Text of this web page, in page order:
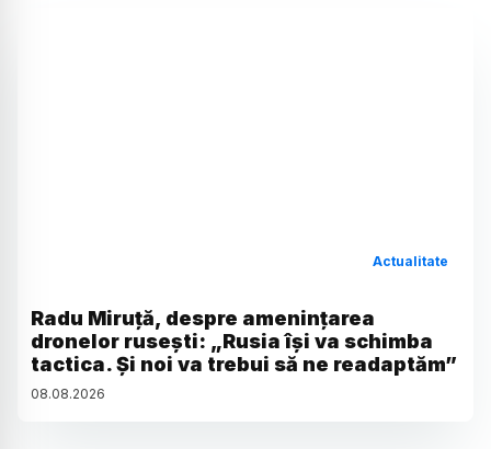
Actualitate
Radu Miruță, despre amenințarea
dronelor rusești: „Rusia își va schimba
tactica. Și noi va trebui să ne readaptăm”
08.08.2026